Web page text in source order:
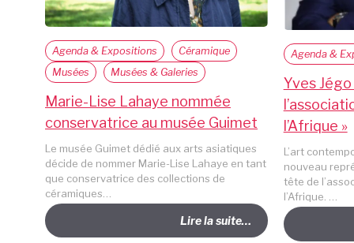
Agenda & Expositions
Céramique
Musées
Musées & Galeries
Marie-Lise Lahaye nommée
conservatrice au musée Guimet
Le musée Guimet dédié aux arts asiatiques
décide de nommer Marie-Lise Lahaye en tant
que conservatrice des collections de
céramiques…
Lire la suite…
Agenda &
Yves
l’Afrique »
L’art
nouveau
tête de
l’Afrique. …